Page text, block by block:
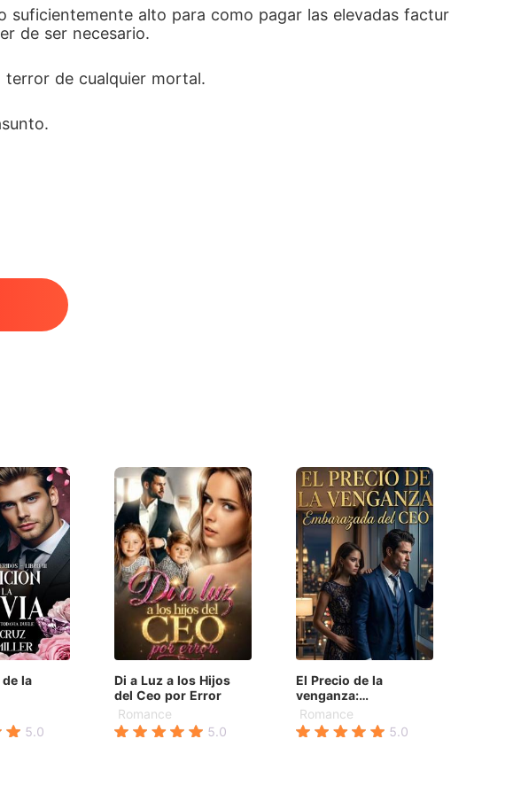
suficientemente alto para como pagar las elevadas factur
de ser necesario.
de cualquier mortal.
la
5.0
Di a Luz a los Hijos
del Ceo por Error
Romance
5.0
El Precio de la
venganza:
Embarazada del CEO
Romance
5.0